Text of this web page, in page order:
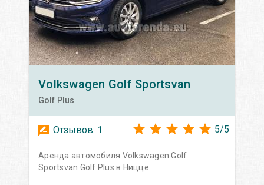
Volkswagen Golf Sportsvan
Golf Plus
Отзывов: 1 5/5
Аренда автомобиля Volkswagen Golf
Sportsvan Golf Plus в Ницце